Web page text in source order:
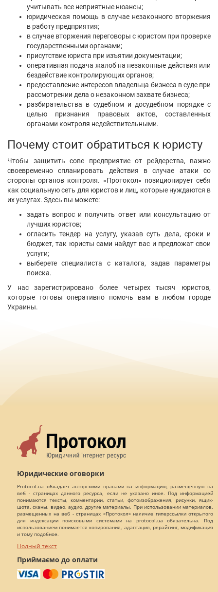
учитывать все неприятные нюансы;
юридическая помощь в случае незаконного вторжения
в работу предприятия;
в случае вторжения переговоры с юристом при проверке
государственными органами;
присутствие юриста при изъятии документации;
оперативная подача жалоб на незаконные действия или
бездействие контролирующих органов;
предоставление интересов владельца бизнеса в суде при
рассмотрении дела о незаконном захвате бизнеса;
разбирательства в судебном и досудебном порядке с
целью признания правовых актов, составленных
органами контроля недействительными.
Почему стоит обратиться к юристу
Чтобы защитить сове предприятие от рейдерства, важно
своевременно спланировать действия в случае атаки со
стороны органов контроля. «Протокол» позиционирует себя
как социальную сеть для юристов и лиц, которые нуждаются в
их услугах. Здесь вы можете:
задать вопрос и получить ответ или консультацию от
лучших юристов;
огласить тендер на услугу, указав суть дела, сроки и
бюджет, так юристы сами найдут вас и предложат свои
услуги;
выберете специалиста с каталога, задав параметры
поиска.
У нас зарегистрировано более четырех тысяч юристов,
которые готовы оперативно помочь вам в любом городе
Украины.
Юридические оговорки
Protocol.ua обладает авторскими правами на информацию, размещенную на
веб - страницах данного ресурса, если не указано иное. Под информацией
понимаются тексты, комментарии, статьи, фотоизображения, рисунки, ящик-
шота, сканы, видео, аудио, другие материалы. При использовании материалов,
размещенных на веб - страницах «Протокол» наличие гиперссылки открытого
для индексации поисковыми системами на protocol.ua обязательна. Под
использованием понимается копирования, адаптация, рерайтинг, модификация
и тому подобное.
Полный текст
Приймаємо до оплати